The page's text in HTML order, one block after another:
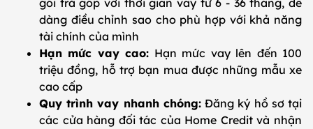
gói trả góp với thời gian vay từ 6 - 36 tháng, dễ
dàng điều chỉnh sao cho phù hợp với khả năng
tài chính của mình
Hạn mức vay cao: Hạn mức vay lên đến 100
triệu đồng, hỗ trợ bạn mua được những mẫu xe
cao cấp
Quy trình vay nhanh chóng:Đăng ký hồ sơ tại
các cửa hàng đối tác của Home Credit và nhận